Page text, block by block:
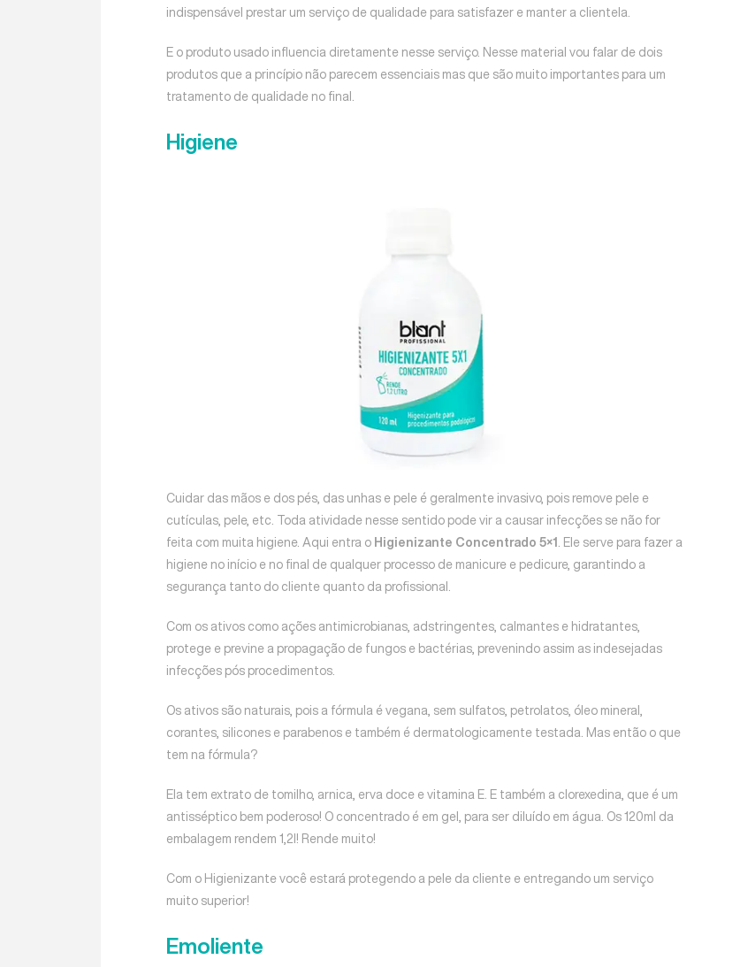
indispensável prestar um serviço de qualidade para satisfazer e manter a clientela.
E o produto usado influencia diretamente nesse serviço. Nesse material vou falar de dois
produtos que a princípio não parecem essenciais mas que são muito importantes para um
tratamento de qualidade no final.
Higiene
Cuidar das mãos e dos pés, das unhas e pele é geralmente invasivo, pois remove pele e
cutículas, pele, etc. Toda atividade nesse sentido pode vir a causar infecções se não for
feita com muita higiene. Aqui entra o Higienizante Concentrado 5×1. Ele serve para fazer a
higiene no início e no final de qualquer processo de manicure e pedicure, garantindo a
segurança tanto do cliente quanto da profissional.
Com os ativos como ações antimicrobianas, adstringentes, calmantes e hidratantes,
protege e previne a propagação de fungos e bactérias, prevenindo assim as indesejadas
infecções pós procedimentos.
Os ativos são naturais, pois a fórmula é vegana, sem sulfatos, petrolatos, óleo mineral,
corantes, silicones e parabenos e também é dermatologicamente testada. Mas então o que
tem na fórmula?
Ela tem extrato de tomilho, arnica, erva doce e vitamina E. E também a clorexedina, que é um
antisséptico bem poderoso! O concentrado é em gel, para ser diluído em água. Os 120ml da
embalagem rendem 1,2l! Rende muito!
Com o Higienizante você estará protegendo a pele da cliente e entregando um serviço
muito superior!
Emoliente